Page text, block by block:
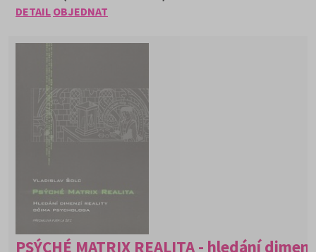
DETAIL OBJEDNAT
PSÝCHÉ MATRIX REALITA - hledání